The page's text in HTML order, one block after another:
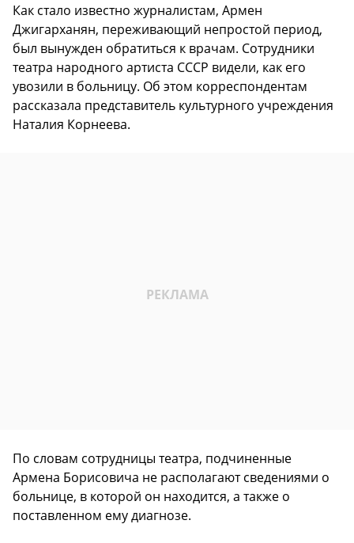
Как стало известно журналистам, Армен
Джигарханян, переживающий непростой период,
был вынужден обратиться к врачам. Сотрудники
театра народного артиста СССР видели, как его
увозили в больницу. Об этом корреспондентам
рассказала представитель культурного учреждения
Наталия Корнеева.
По словам сотрудницы театра, подчиненные
Армена Борисовича не располагают сведениями о
больнице, в которой он находится, а также о
поставленном ему диагнозе.